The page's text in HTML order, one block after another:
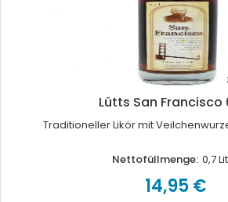
Lütts San Francisco
Traditioneller Likör mit
Nettofüllmenge: 0,7
14,95 €